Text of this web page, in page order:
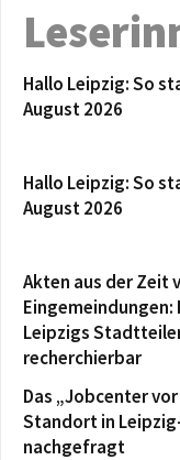
Hallo Leipzig: So
August 2026
Hallo Leipzig: So
August 2026
Akten aus der Zeit
Eingemeindungen:
Leipzigs
recherchierbar
Das „Jobcenter
Standort in
nachgefragt